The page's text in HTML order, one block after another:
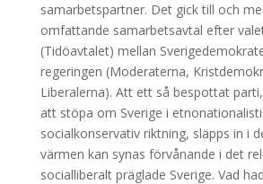
samarbetspartner. Det gick till och
omfattande samarbetsavtal efter
(Tidöavtalet) mellan
regeringen (Moderaterna,
Liberalerna). Att ett så bespottat
att stöpa om Sverige i
socialkonservativ riktning, släpps in i
värmen kan synas förvånande i det
socialliberalt präglade Sverige. Vad